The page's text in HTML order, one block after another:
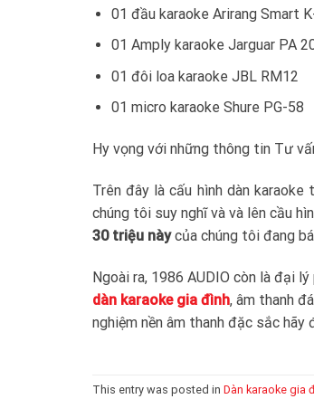
01 đầu karaoke Arirang Smart
01 Amply karaoke Jarguar PA
01 đôi loa karaoke JBL RM12
01 micro karaoke Shure PG-58
Hy vọng với những thông tin Tư
Trên đây là cấu hình dàn
chúng tôi suy nghĩ và và lên cầu
30 triệu nàycủa chúng tôi đang
Ngoài ra, 1986 AUDIO còn là đại
dàn karaoke gia đình, âm thanh
nghiệm nền âm thanh đặc sắc
This entry was posted in Dàn karaoke gia